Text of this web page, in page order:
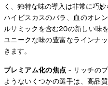
く、独特な味の導入は非常に巧
ハイビスカスのバラ、血のオレ
ルサミックを含む20の新しい味
ユニークな味の豊富なラインナ
きます。
プレミアム化の焦点 - リッチの
ようないくつかの選手は、高品